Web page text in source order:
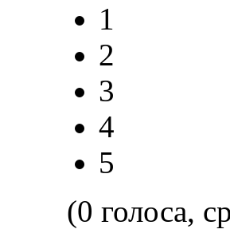
1
2
3
4
5
(0 голоса,